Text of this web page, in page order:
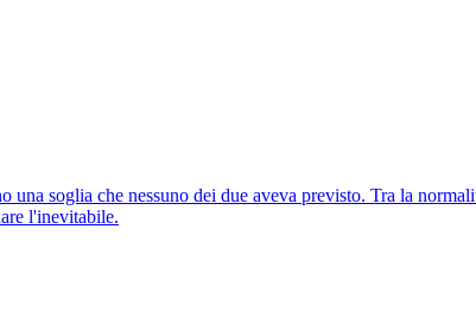
soglia che nessuno dei due aveva previsto. Tra la
l'inevitabile.